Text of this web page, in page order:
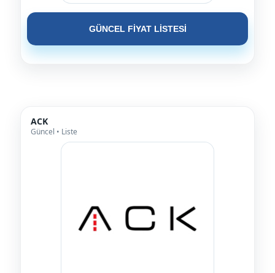
GÜNCEL FİYAT LİSTESİ
ACK
Güncel • Liste